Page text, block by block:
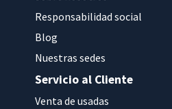
Responsabilidad social
Blog
Nuestras sedes
Servicio al Cliente
Venta de usadas